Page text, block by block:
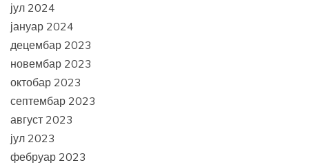
јул 2024
јануар 2024
децембар 2023
новембар 2023
октобар 2023
септембар 2023
август 2023
јул 2023
фебруар 2023